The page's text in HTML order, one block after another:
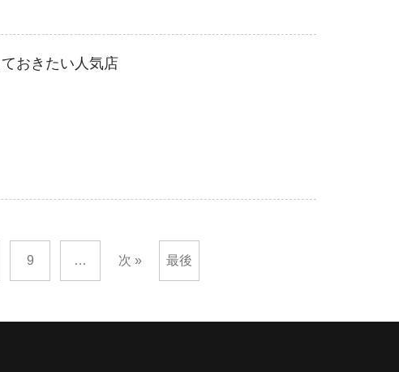
おきたい人気店
9 … 次 » 最後